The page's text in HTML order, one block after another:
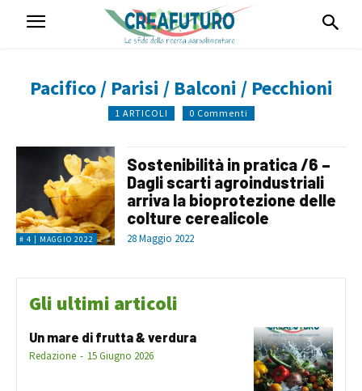
Pacifico / Parisi / Balconi / Pecchioni
1 ARTICOLI 0 Commenti
# 4 | MAGGIO 2022
Sostenibilità in pratica /6 –
Dagli scarti agroindustriali
arriva la bioprotezione delle
colture cerealicole
28 Maggio 2022
Gli ultimi articoli
Un mare di frutta & verdura
Redazione - 15 Giugno 2026